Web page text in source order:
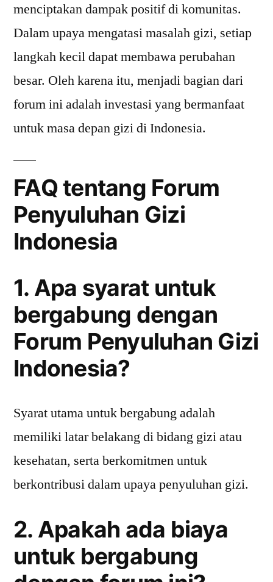
menciptakan dampak positif di komunitas.
Dalam upaya mengatasi masalah gizi, setiap
langkah kecil dapat membawa perubahan
besar. Oleh karena itu, menjadi bagian dari
forum ini adalah investasi yang bermanfaat
untuk masa depan gizi di Indonesia.
FAQ tentang Forum
Penyuluhan Gizi
Indonesia
1. Apa syarat untuk
bergabung dengan
Forum Penyuluhan Gizi
Indonesia?
Syarat utama untuk bergabung adalah
memiliki latar belakang di bidang gizi atau
kesehatan, serta berkomitmen untuk
berkontribusi dalam upaya penyuluhan gizi.
2. Apakah ada biaya
untuk bergabung